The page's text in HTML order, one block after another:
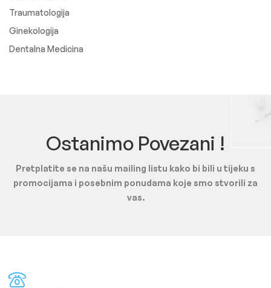
Traumatologija
Ginekologija
Dentalna Medicina
Ostanimo Povezani !
Pretplatite se na našu mailing listu kako bi bili u tijeku s
promocijama i posebnim ponudama koje smo stvorili za
vas.